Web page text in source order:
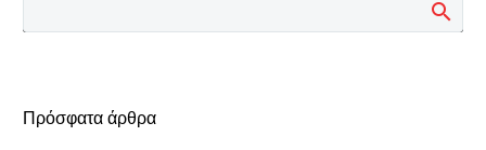
Πρόσφατα άρθρα